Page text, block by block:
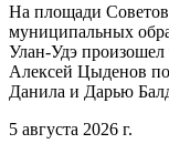
На площади
муниципальных
Улан-Удэ произошел
Алексей Цыденов
Данила и Дарью
5 августа 2026 г.